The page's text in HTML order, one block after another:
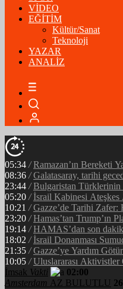
VİDEO
EĞİTİM
Kültür/Sanat
Teknoloji
YAZAR
ANALİZ
05:34 / Ramazan’ın Bereketi
08:36 / Galatasaray, tarihi
23:44 / Bulgaristan
05:20 / İsrail Kabinesi Ateşkes
10:21 / Gazze’de Tarihi Zafer:
23:20 / Hamas’tan Trump’ın
19:14 / HAMAS’dan son
18:02 / İsrail Donanması
21:35 / Gazze’ye Yardım
10:05 / Uluslararası Aktivistler
İmsak Vakti
02:00
Amsterdam AZ BULUTLU